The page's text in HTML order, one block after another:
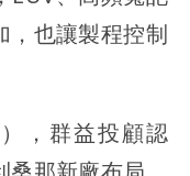
，也讓製程控制
，群益投顧認